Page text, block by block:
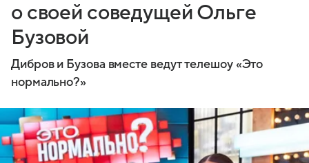
о своей соведущей Ольге
Бузовой
Дибров и Бузова вместе ведут телешоу «Это
нормально?»